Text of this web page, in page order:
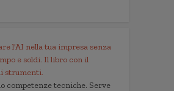
l'AI nella tua impresa senza
e soldi. Il libro con il
strumenti.
competenze tecniche. Serve